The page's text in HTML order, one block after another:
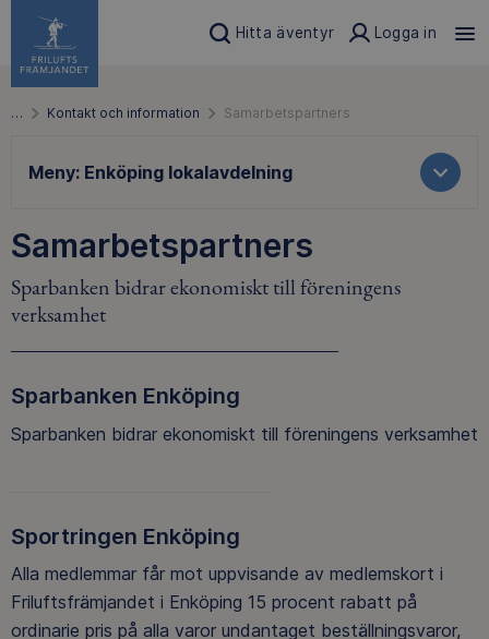
Hitta äventyr Logga in
… Kontakt och information Samarbetspartners
Meny: Enköping lokalavdelning
Samarbetspartners
Sparbanken bidrar ekonomiskt till föreningens
verksamhet
Sparbanken Enköping
Sparbanken bidrar ekonomiskt till föreningens verksamhet
Sportringen Enköping
Alla medlemmar får mot uppvisande av medlemskort i
Friluftsfrämjandet i Enköping 15 procent rabatt på
ordinarie pris på alla varor undantaget beställningsvaror,